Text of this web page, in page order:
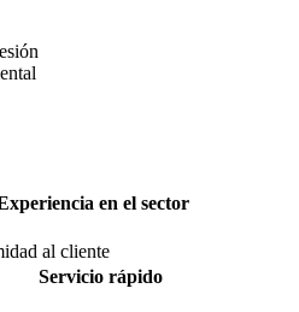
en el sector
Servicio rápido
al cliente